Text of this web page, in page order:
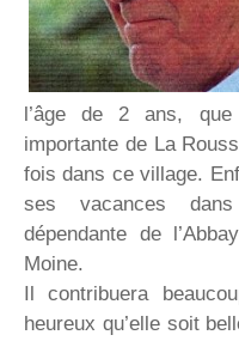
l’âge de 2 ans,
importante de La
fois dans ce village.
ses vacances
dépendante de
Moine.
Il contribuera
heureux qu’elle soit